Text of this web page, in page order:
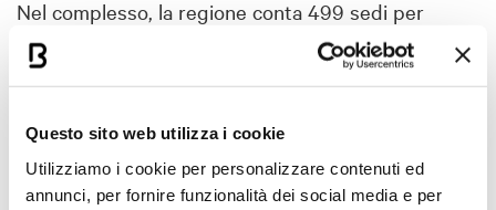
Questo sito web utilizza i cookie
Utilizziamo i cookie per personalizzare contenuti ed
annunci, per fornire funzionalità dei social media e per
Nel complesso, la regione conta 499 sedi per
eventi, pari all’8,9% del totale nazionale. Bologna è
in testa con 138 sedi.
L’Italia sul podio della meeting
industry mondiale